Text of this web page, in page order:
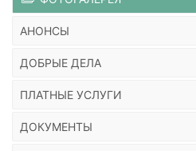
АНОНСЫ
ДОБРЫЕ ДЕЛА
ПЛАТНЫЕ УСЛУГИ
ДОКУМЕНТЫ